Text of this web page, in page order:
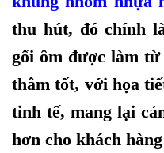
thu hút, đó chính
gối ôm được làm
thâm tốt, với họa
tinh tế, mang lại
hơn cho khách